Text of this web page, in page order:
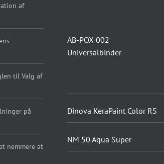
af
til Valg af
på
nemmere at
AB-POX 002
Universalbinder
Dinova KeraPaint Color RS
NM 50 Aqua Super